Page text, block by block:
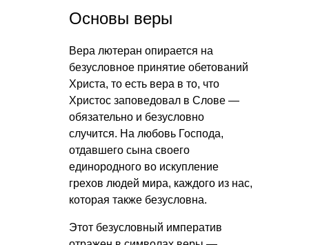
Основы веры
Вера лютеран опирается на
безусловное принятие обетований
Христа, то есть вера в то, что
Христос заповедовал в Слове —
обязательно и безусловно
случится. На любовь Господа,
отдавшего сына своего
единородного во искупление
грехов людей мира, каждого из нас,
которая также безусловна.
Этот безусловный императив